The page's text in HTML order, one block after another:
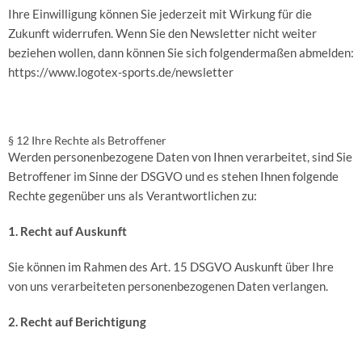
Ihre Einwilligung können Sie jederzeit mit Wirkung für die
Zukunft widerrufen. Wenn Sie den Newsletter nicht weiter
beziehen wollen, dann können Sie sich folgendermaßen abmelden:
https://www.logotex-sports.de/newsletter
§ 12 Ihre Rechte als Betroffener
Werden personenbezogene Daten von Ihnen verarbeitet, sind Sie
Betroffener im Sinne der DSGVO und es stehen Ihnen folgende
Rechte gegenüber uns als Verantwortlichen zu:
1. Recht auf Auskunft
Sie können im Rahmen des Art. 15 DSGVO Auskunft über Ihre
von uns verarbeiteten personenbezogenen Daten verlangen.
2. Recht auf Berichtigung